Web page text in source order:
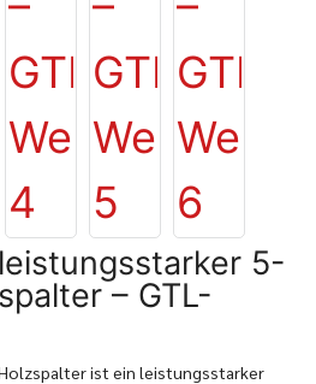
5-
– GTL-
ist ein leistungsstarker